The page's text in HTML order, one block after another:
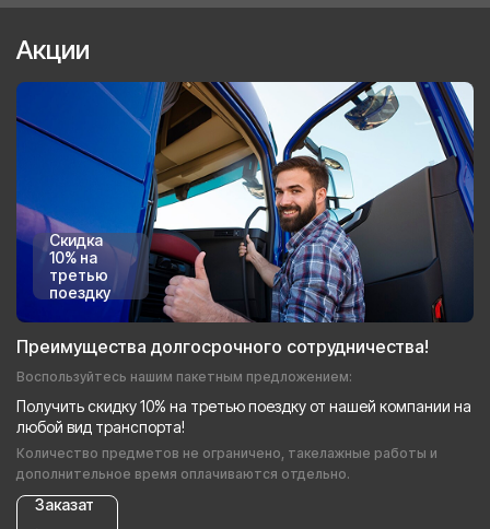
Акции
Скидка
10% на
третью
поездку
Преимущества долгосрочного сотрудничества!
Воспользуйтесь нашим пакетным предложением:
Получить скидку 10% на третью поездку от нашей компании на
любой вид транспорта!
Количество предметов не ограничено, такелажные работы и
дополнительное время оплачиваются отдельно.
Заказат